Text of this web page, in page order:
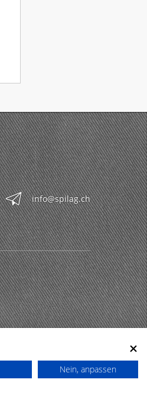
info@spilag.ch
Nein, anpassen